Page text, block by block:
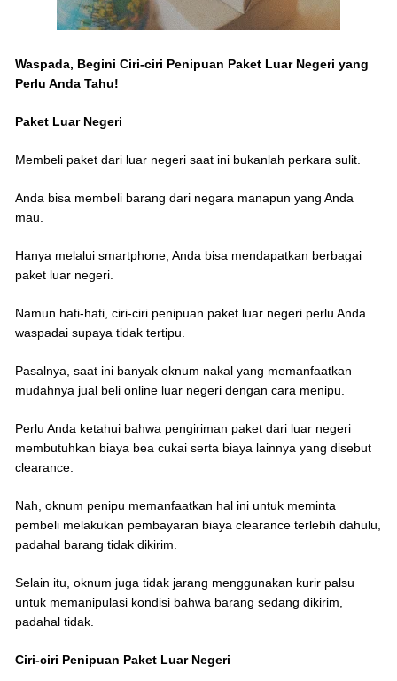
Waspada, Begini Ciri-ciri Penipuan Paket Luar Negeri yang
Perlu Anda Tahu!
Paket Luar Negeri
Membeli paket dari luar negeri saat ini bukanlah perkara sulit.
Anda bisa membeli barang dari negara manapun yang Anda
mau.
Hanya melalui smartphone, Anda bisa mendapatkan berbagai
paket luar negeri.
Namun hati-hati, ciri-ciri penipuan paket luar negeri perlu Anda
waspadai supaya tidak tertipu.
Pasalnya, saat ini banyak oknum nakal yang memanfaatkan
mudahnya jual beli online luar negeri dengan cara menipu.
Perlu Anda ketahui bahwa pengiriman paket dari luar negeri
membutuhkan biaya bea cukai serta biaya lainnya yang disebut
clearance.
Nah, oknum penipu memanfaatkan hal ini untuk meminta
pembeli melakukan pembayaran biaya clearance terlebih dahulu,
padahal barang tidak dikirim.
Selain itu, oknum juga tidak jarang menggunakan kurir palsu
untuk memanipulasi kondisi bahwa barang sedang dikirim,
padahal tidak.
Ciri-ciri Penipuan Paket Luar Negeri